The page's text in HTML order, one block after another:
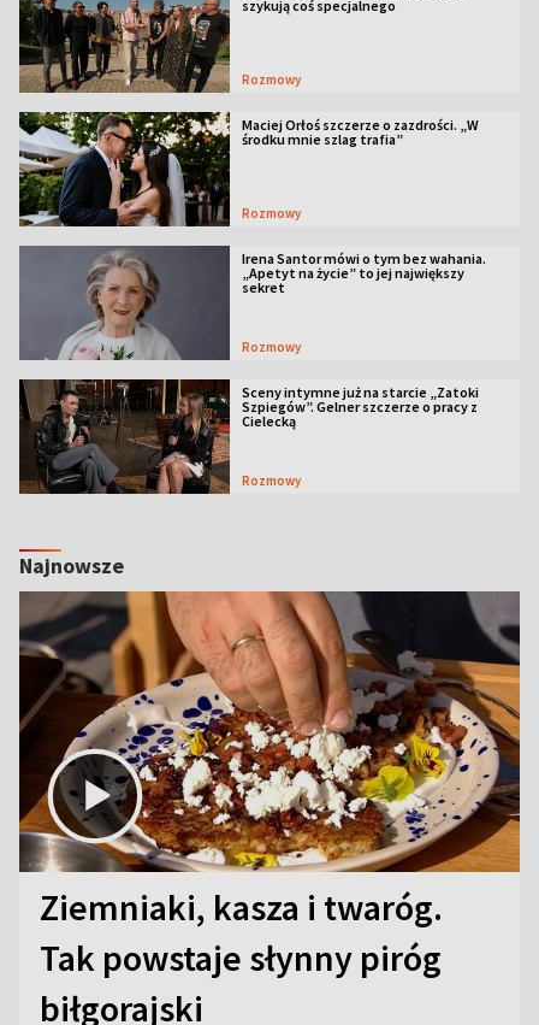
szykują coś specjalnego
Rozmowy
Maciej Orłoś szczerze o zazdrości. „W
środku mnie szlag trafia”
Rozmowy
Irena Santor mówi o tym bez wahania.
„Apetyt na życie” to jej największy
sekret
Rozmowy
Sceny intymne już na starcie „Zatoki
Szpiegów”. Gelner szczerze o pracy z
Cielecką
Rozmowy
Najnowsze
Ziemniaki, kasza i twaróg.
Tak powstaje słynny piróg
biłgorajski